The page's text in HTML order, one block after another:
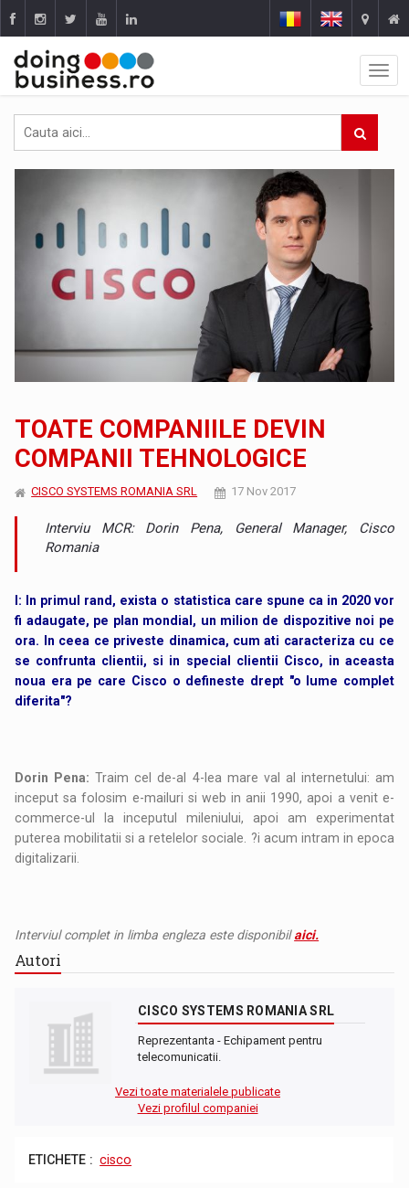
TOATE COMPANIILE DEVIN
COMPANII TEHNOLOGICE
CISCO SYSTEMS ROMANIA SRL 17 Nov 2017
Interviu MCR: Dorin Pena, General Manager, Cisco
Romania
I:
In primul rand, exista o statistica care spune ca in 2020 vor
fi adaugate, pe plan mondial, un milion de dispozitive noi pe
ora. In ceea ce priveste dinamica, cum ati caracteriza cu ce
se confrunta clientii, si in special clientii Cisco, in aceasta
noua era pe care Cisco o defineste drept "o lume complet
diferita"?
Dorin Pena: Traim cel de-al 4-lea mare val al internetului: am
inceput sa folosim e-mailuri si web in anii 1990, apoi a venit e-
commerce-ul la inceputul mileniului, apoi am experimentat
puterea mobilitatii si a retelelor sociale. ?i acum intram in epoca
digitalizarii.
Interviul complet in limba engleza este disponibilaici.
Autori
CISCO SYSTEMS ROMANIA SRL
Reprezentanta - Echipament pentru
telecomunicatii.
Vezi toate materialele publicate
Vezi profilul companiei
ETICHETE : cisco